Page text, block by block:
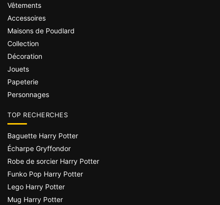
Vêtements
Accessoires
Maisons de Poudlard
Collection
Décoration
Jouets
Papeterie
Personnages
TOP RECHERCHES
Baguette Harry Potter
Écharpe Gryffondor
Robe de sorcier Harry Potter
Funko Pop Harry Potter
Lego Harry Potter
Mug Harry Potter